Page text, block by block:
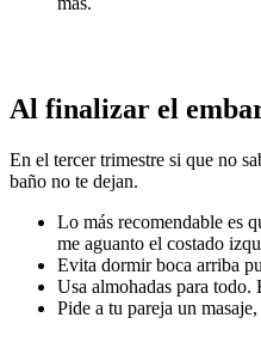
Al finalizar el
En el tercer trimestre si que no
baño no te dejan.
Lo más recomendable es
me aguanto el costado
Evita dormir boca arriba
Usa almohadas para todo.
Pide a tu pareja un